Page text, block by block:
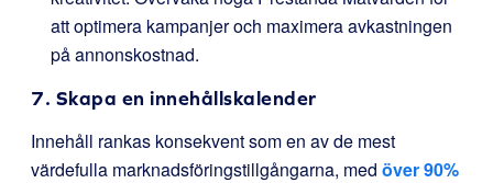
att optimera kampanjer och maximera avkastningen
på annonskostnad.
7. Skapa en innehållskalender
Innehåll rankas konsekvent som en av de mest
värdefulla marknadsföringstillgångarna, med över 90%